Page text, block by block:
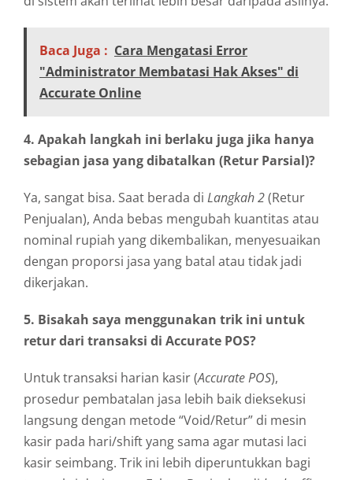
Baca Juga : Cara Mengatasi Error
"Administrator Membatasi Hak Akses" di
Accurate Online
4. Apakah langkah ini berlaku juga jika hanya
sebagian jasa yang dibatalkan (Retur Parsial)?
Ya, sangat bisa. Saat berada di Langkah 2(Retur
Penjualan), Anda bebas mengubah kuantitas atau
nominal rupiah yang dikembalikan, menyesuaikan
dengan proporsi jasa yang batal atau tidak jadi
dikerjakan.
5. Bisakah saya menggunakan trik ini untuk
retur dari transaksi di Accurate POS?
Untuk transaksi harian kasir (Accurate POS),
prosedur pembatalan jasa lebih baik dieksekusi
langsung dengan metode “Void/Retur” di mesin
kasir pada hari/shift yang sama agar mutasi laci
kasir seimbang. Trik ini lebih diperuntukkan bagi